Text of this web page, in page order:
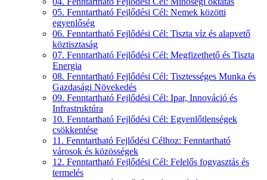
05. Fenntartható Fejlődési Cél: Nemek közötti
egyenlőség
06. Fenntartható Fejlődési Cél: Tiszta víz és alapvető
köztisztaság
07. Fenntartható Fejlődési Cél: Megfizethető és Tiszta
Energia
08. Fenntartható Fejlődési Cél: Tisztességes Munka és
Gazdasági Növekedés
09. Fenntartható Fejlődési Cél: Ipar, Innováció és
Infrastruktúra
10. Fenntartható Fejlődési Cél: Egyenlőtlenségek
csökkentése
11. Fenntartható Fejlődési Célhoz: Fenntartható
városok és közösségek
12. Fenntartható Fejlődési Cél: Felelős fogyasztás és
termelés